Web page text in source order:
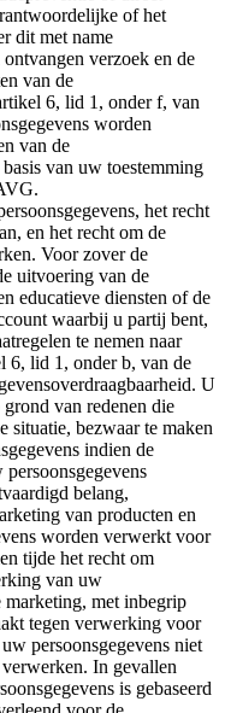
of het
dit met name
verzoek en de
van de
6, lid 1, onder f, van
worden
van de
van uw toestemming
het recht
en het recht om de
Voor zover de
uitvoering van de
educatieve diensten of de
waarbij u partij bent,
te nemen naar
6, lid 1, onder b, van de
U
van redenen die
situatie, bezwaar te maken
indien de
belang,
van producten en
worden verwerkt voor
tijde het recht om
van uw
marketing, met inbegrip
tegen verwerking voor
persoonsgegevens niet
In gevallen
is gebaseerd